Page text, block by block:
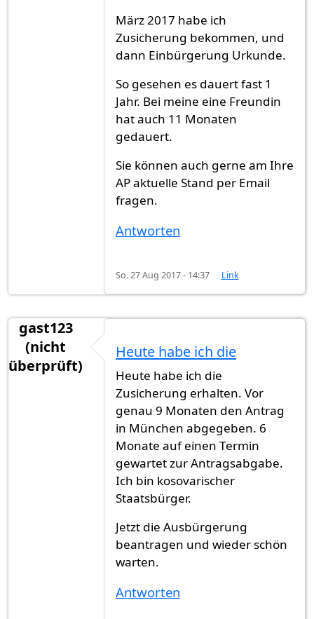
März 2017 habe ich
Zusicherung bekommen, und
dann Einbürgerung Urkunde.
So gesehen es dauert fast 1
Jahr. Bei meine eine Freundin
hat auch 11 Monaten
gedauert.
Sie können auch gerne am Ihre
AP aktuelle Stand per Email
fragen.
Antworten
So. 27 Aug 2017 - 14:37 Link
gast123
(nicht
überprüft)
Heute habe ich die
Heute habe ich die
Zusicherung erhalten. Vor
genau 9 Monaten den Antrag
in München abgegeben. 6
Monate auf einen Termin
gewartet zur Antragsabgabe.
Ich bin kosovarischer
Staatsbürger.
Jetzt die Ausbürgerung
beantragen und wieder schön
warten.
Antworten